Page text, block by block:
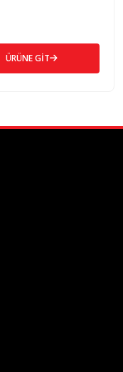
ÜRÜNE GİT